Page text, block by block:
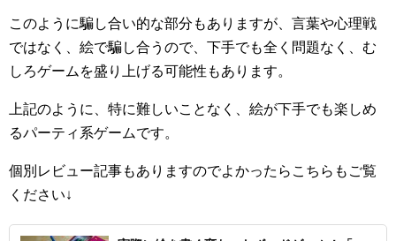
このように騙し合い的な部分もありますが、言葉や心理戦
ではなく、絵で騙し合うので、下手でも全く問題なく、む
しろゲームを盛り上げる可能性もあります。
上記のように、特に難しいことなく、絵が下手でも楽しめ
るパーティ系ゲームです。
個別レビュー記事もありますのでよかったらこちらもご覧
ください↓